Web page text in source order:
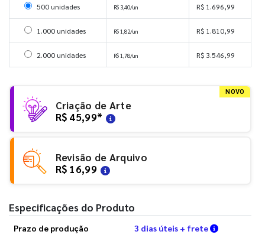
Selecionar 500 unidades
500 unidades R$ 3,40/un R$ 1.696,99
Selecionar 1000 unidades
1.000 unidades R$ 1,82/un R$ 1.810,99
Selecionar 2000 unidades
2.000 unidades R$ 1,78/un R$ 3.546,99
NOVO
Criação de Arte
R$ 45,99*
Revisão de Arquivo
R$ 16,99
Especificações do Produto
Prazo de produção 3 dias úteis + frete Verifique